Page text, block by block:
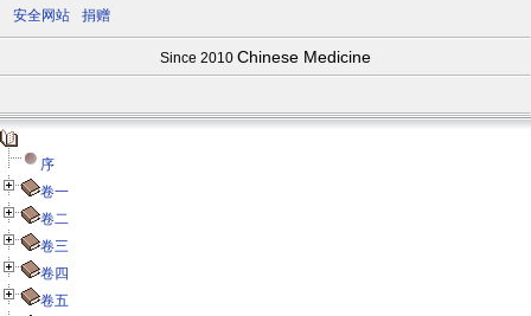
安全网站
捐赠
Since 2010 Chinese Medicine
序
卷一
卷二
卷三
卷四
卷五